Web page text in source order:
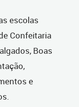
escolas
Confeitaria
Boas
e